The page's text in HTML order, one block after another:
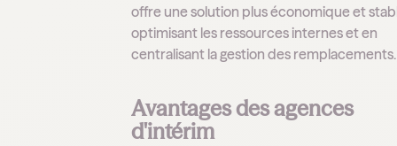
offre une solution plus économique et
optimisant les ressources internes et en
centralisant la gestion des remplacements.
Avantages des agences
d'intérim